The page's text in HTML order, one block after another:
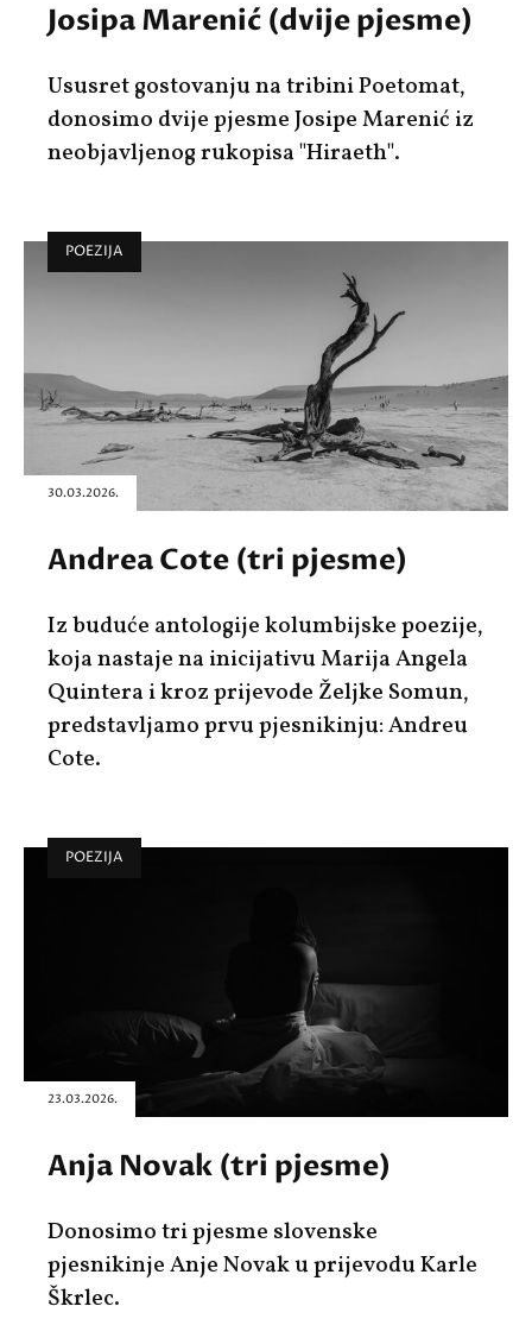
Josipa Marenić (dvije pjesme)
Ususret gostovanju na tribini Poetomat,
donosimo dvije pjesme Josipe Marenić iz
neobjavljenog rukopisa "Hiraeth".
POEZIJA
30.03.2026.
Andrea Cote (tri pjesme)
Iz buduće antologije kolumbijske poezije,
koja nastaje na inicijativu Marija Angela
Quintera i kroz prijevode Željke Somun,
predstavljamo prvu pjesnikinju: Andreu
Cote.
POEZIJA
23.03.2026.
Anja Novak (tri pjesme)
Donosimo tri pjesme slovenske
pjesnikinje Anje Novak u prijevodu Karle
Škrlec.